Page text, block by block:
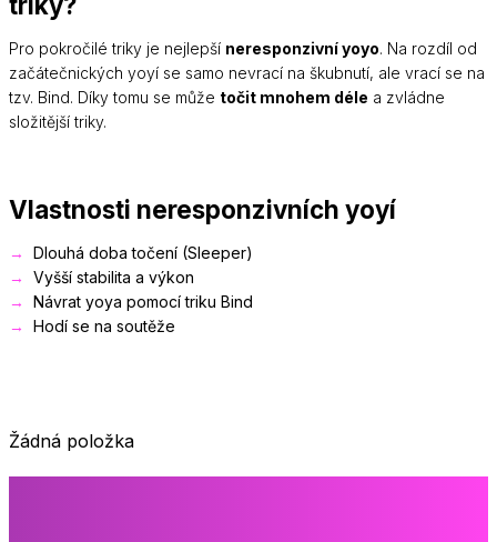
Pro pokročilé triky je nejlepší neresponzivní yoyo. Na rozdíl od
začátečnických yoyí se samo nevrací na škubnutí, ale vrací se na
tzv. Bind. Díky tomu se může točit mnohem déle a zvládne
složitější triky.
Vlastnosti neresponzivních yoyí
Dlouhá doba točení (Sleeper)
Vyšší stabilita a výkon
Návrat yoya pomocí triku Bind
Hodí se na soutěže
Žádná položka